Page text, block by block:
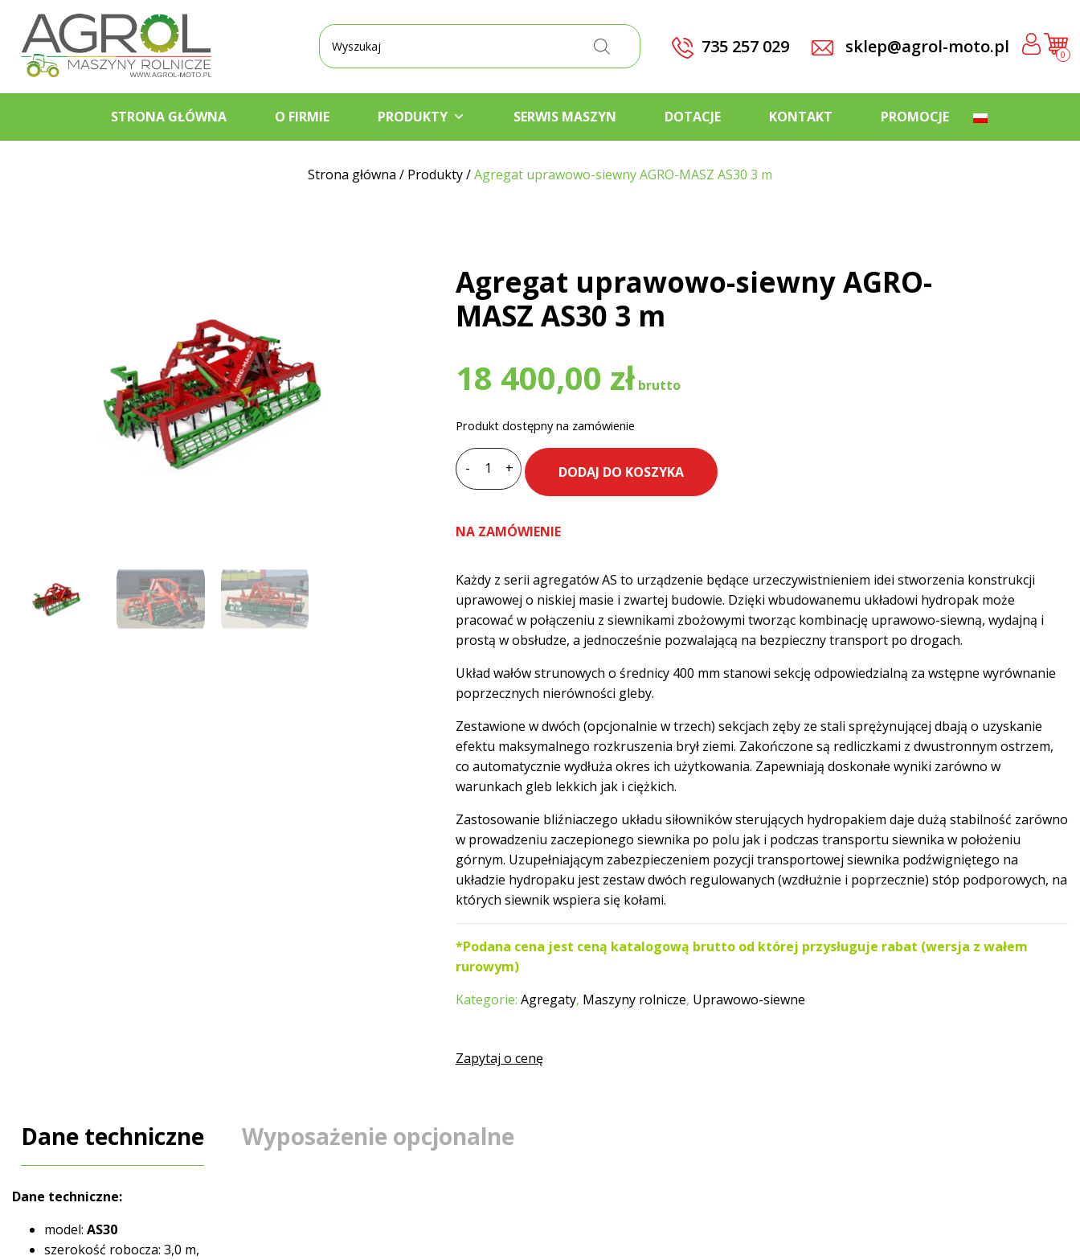
Wyszukiwarka
produktów 735 257 029 sklep@agrol-moto.pl 0
STRONA GŁÓWNA O FIRMIE PRODUKTY SERWIS MASZYN DOTACJE KONTAKT PROMOCJE
Strona główna / Produkty/Agregat uprawowo-siewny AGRO-MASZ AS30 3 m
Agregat uprawowo-siewny AGRO-
MASZ AS30 3 m
18 400,00 zł
Produkt dostępny na zamówienie
-
ilość
siewny
MASZ
AS30
3
m
+ DODAJ DO KOSZYKA
NA ZAMÓWIENIE
Każdy z serii agregatów AS to urządzenie będące urzeczywistnieniem idei stworzenia konstrukcji
uprawowej o niskiej masie i zwartej budowie. Dzięki wbudowanemu układowi hydropak może
pracować w połączeniu z siewnikami zbożowymi tworząc kombinację uprawowo-siewną, wydajną i
prostą w obsłudze, a jednocześnie pozwalającą na bezpieczny transport po drogach.
Układ wałów strunowych o średnicy 400 mm stanowi sekcję odpowiedzialną za wstępne wyrównanie
poprzecznych nierówności gleby.
Zestawione w dwóch (opcjonalnie w trzech) sekcjach zęby ze stali sprężynującej dbają o uzyskanie
efektu maksymalnego rozkruszenia brył ziemi. Zakończone są redliczkami z dwustronnym ostrzem,
co automatycznie wydłuża okres ich użytkowania. Zapewniają doskonałe wyniki zarówno w
warunkach gleb lekkich jak i ciężkich.
Zastosowanie bliźniaczego układu siłowników sterujących hydropakiem daje dużą stabilność zarówno
w prowadzeniu zaczepionego siewnika po polu jak i podczas transportu siewnika w położeniu
górnym. Uzupełniającym zabezpieczeniem pozycji transportowej siewnika podźwigniętego na
układzie hydropaku jest zestaw dwóch regulowanych (wzdłużnie i poprzecznie) stóp podporowych, na
których siewnik wspiera się kołami.
*Podana cena jest ceną katalogową brutto od której przysługuje rabat (wersja z wałem
rurowym)
Kategorie: Agregaty, Maszyny rolnicze, Uprawowo-siewne
Zapytaj o cenę
Dane techniczne Wyposażenie opcjonalne
Dane techniczne:
model: AS30
szerokość robocza: 3,0 m,